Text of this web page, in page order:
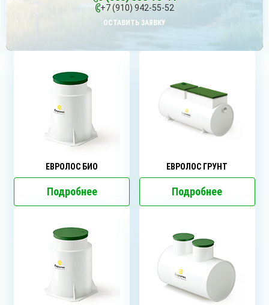
+7 (910) 942-55-52
ОСТАВИТЬ ЗАЯВКУ
ЕВРОЛОС БИО
Подробнее
ЕВРОЛОС ГРУНТ
Подробнее